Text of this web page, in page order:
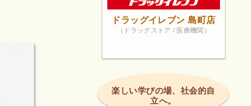
ドラッグイレブン 島町店
（ドラッグストア / 医療機関）
楽しい学びの場、社会的自
立へ。